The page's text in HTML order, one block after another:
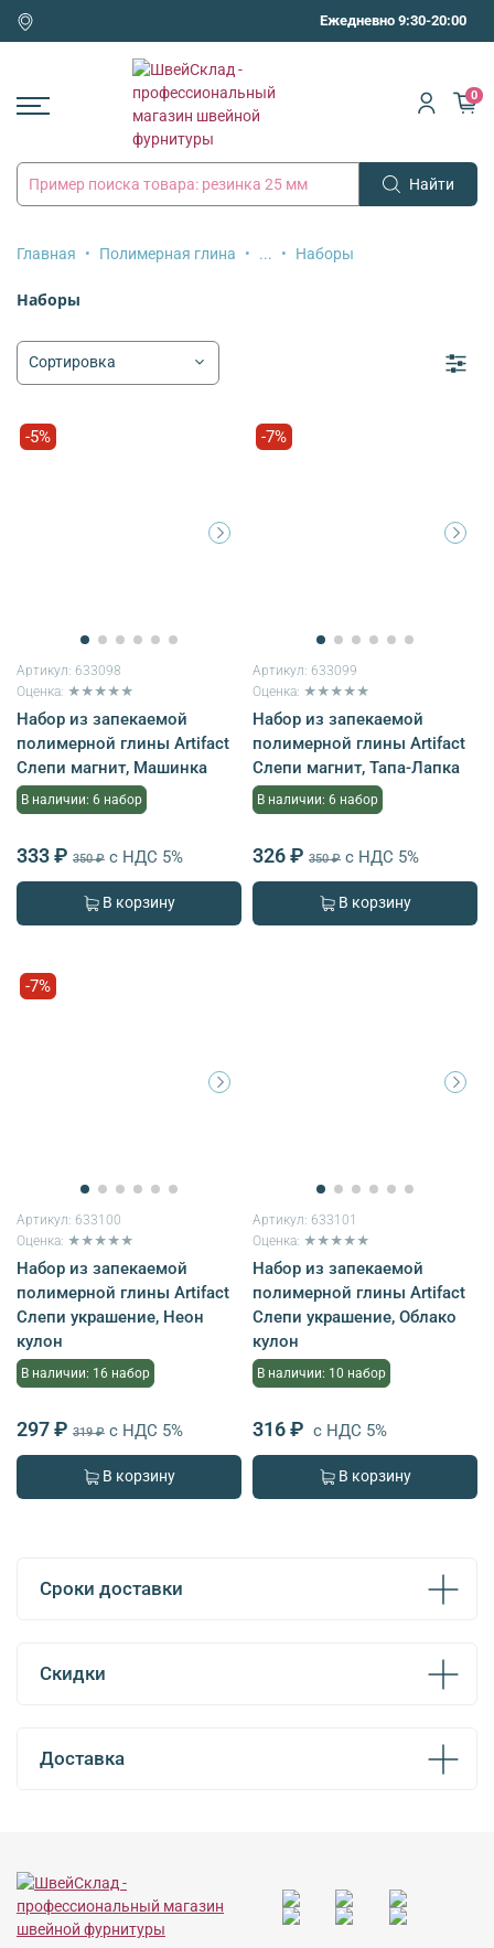
Ежедневно 9:30-20:00
Найти
0
Главная Полимерная глина ... Наборы
Наборы
-5%
Артикул: 633098
Оценка: ★★★★★
Набор из запекаемой
полимерной глины Artifact
Слепи магнит, Машинка
В наличии: 6 набор
333 ₽ 350 ₽ с НДС 5%
В корзину
-7%
Артикул: 633099
Оценка: ★★★★★
Набор из запекаемой
полимерной глины Artifact
Слепи магнит, Тапа-Лапка
В наличии: 6 набор
326 ₽ 350 ₽ с НДС 5%
В корзину
-7%
Артикул: 633100
Оценка: ★★★★★
Набор из запекаемой
полимерной глины Artifact
Слепи украшение, Неон
кулон
В наличии: 16 набор
297 ₽ 319 ₽ с НДС 5%
В корзину
Артикул: 633101
Оценка: ★★★★★
Набор из запекаемой
полимерной глины Artifact
Слепи украшение, Облако
кулон
В наличии: 10 набор
316 ₽ с НДС 5%
В корзину
Сроки доставки
Скидки
Доставка